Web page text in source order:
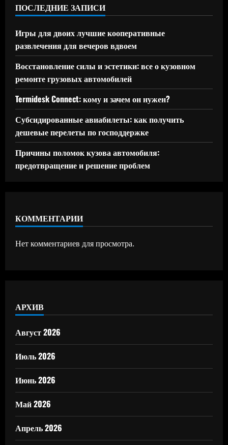
ПОСЛЕДНИЕ ЗАПИСИ
Игры для двоих лучшие кооперативные
развлечения для вечеров вдвоем
Восстановление силы и эстетики: все о кузовном
ремонте грузовых автомобилей
Termidesk Connect: кому и зачем он нужен?
Субсидированные авиабилеты: как получить
дешевые перелеты по господдержке
Причины поломок кузова автомобиля:
предотвращение и решение проблем
КОММЕНТАРИИ
Нет комментариев для просмотра.
АРХИВ
Август 2026
Июль 2026
Июнь 2026
Май 2026
Апрель 2026